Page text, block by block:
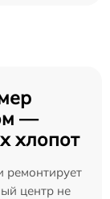
—
хлопот
ремонтирует
центр не